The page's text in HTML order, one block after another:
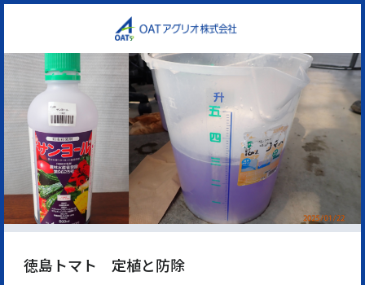
徳島トマト 定植と防除